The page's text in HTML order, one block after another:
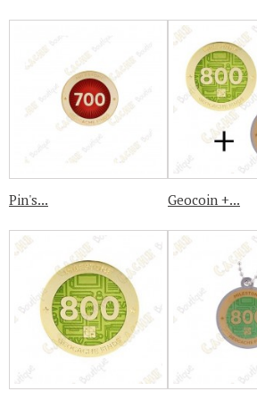
Pin's... Geocoin +...